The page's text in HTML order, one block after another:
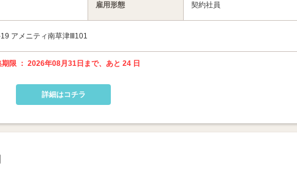
雇用形態 契約社員
アメニティ南草津Ⅲ101
期限 ： 2026年08月31日まで、あと 24 日
詳細はコチラ